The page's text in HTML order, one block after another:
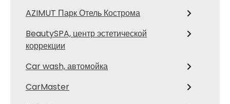
AZIMUT Парк Отель Кострома
BeautySPA, центр эстетической
коррекции
Car wash, автомойка
CarMaster